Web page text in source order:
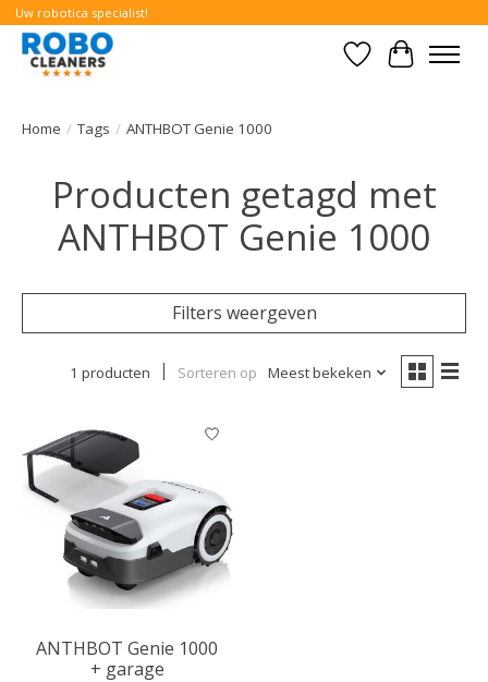
Uw robotica specialist!
Verlanglijst
Home / Tags / ANTHBOT Genie 1000
Producten getagd met
ANTHBOT Genie 1000
Filters weergeven
1 producten Sorteren op Meest bekeken
ANTHBOT Genie 1000
+ garage